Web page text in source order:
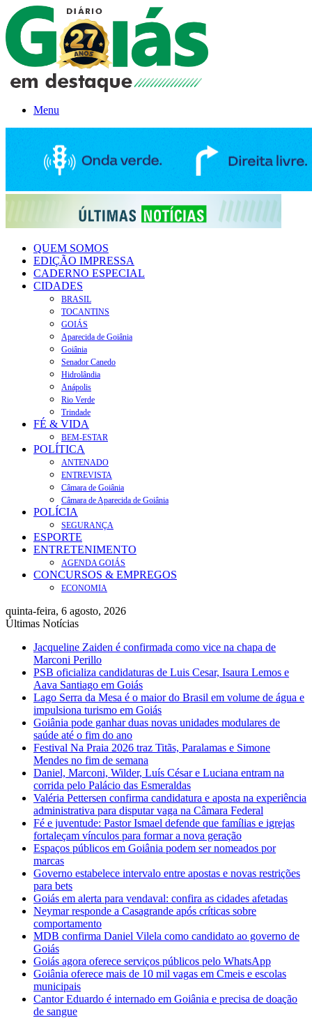
Menu
QUEM SOMOS
EDIÇÃO IMPRESSA
CADERNO ESPECIAL
CIDADES
BRASIL
TOCANTINS
GOIÁS
Aparecida de Goiânia
Goiânia
Senador Canedo
Hidrolândia
Anápolis
Rio Verde
Trindade
FÉ & VIDA
BEM-ESTAR
POLÍTICA
ANTENADO
ENTREVISTA
Câmara de Goiânia
Câmara de Aparecida de Goiânia
POLÍCIA
SEGURANÇA
ESPORTE
ENTRETENIMENTO
AGENDA GOIÁS
CONCURSOS & EMPREGOS
ECONOMIA
quinta-feira, 6 agosto, 2026
Últimas Notícias
Jacqueline Zaiden é confirmada como vice na chapa de
Marconi Perillo
PSB oficializa candidaturas de Luis Cesar, Isaura Lemos e
Aava Santiago em Goiás
Lago Serra da Mesa é o maior do Brasil em volume de água e
impulsiona turismo em Goiás
Goiânia pode ganhar duas novas unidades modulares de
saúde até o fim do ano
Festival Na Praia 2026 traz Titãs, Paralamas e Simone
Mendes no fim de semana
Daniel, Marconi, Wilder, Luís César e Luciana entram na
corrida pelo Palácio das Esmeraldas
Valéria Pettersen confirma candidatura e aposta na experiência
administrativa para disputar vaga na Câmara Federal
Fé e juventude: Pastor Ismael defende que famílias e igrejas
fortaleçam vínculos para formar a nova geração
Espaços públicos em Goiânia podem ser nomeados por
marcas
Governo estabelece intervalo entre apostas e novas restrições
para bets
Goiás em alerta para vendaval: confira as cidades afetadas
Neymar responde a Casagrande após críticas sobre
comportamento
MDB confirma Daniel Vilela como candidato ao governo de
Goiás
Goiás agora oferece serviços públicos pelo WhatsApp
Goiânia oferece mais de 10 mil vagas em Cmeis e escolas
municipais
Cantor Eduardo é internado em Goiânia e precisa de doação
de sangue